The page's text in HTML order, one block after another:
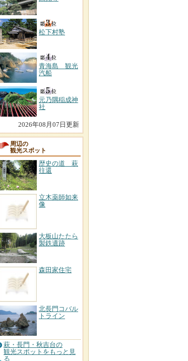
松下村塾
青海島 観光
汽船
元乃隅稲成神
社
2026年08月07日更新
周辺の
観光スポット
歴史の道 萩
往還
立木薬師如来
像
大板山たたら
製鉄遺跡
森田家住宅
北長門コバル
トライン
萩・長門・秋吉台の
観光スポットをもっと見
る